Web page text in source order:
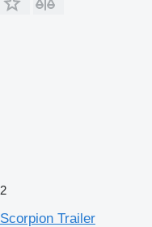
2
Scorpion Trailer